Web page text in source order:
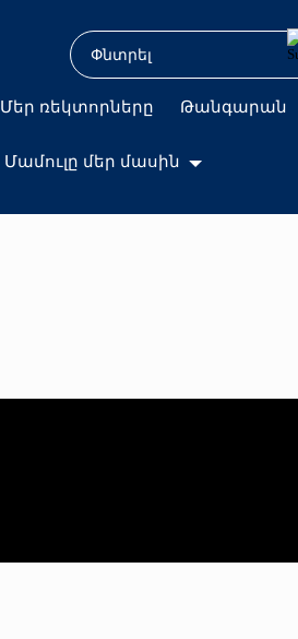
Մեր ռեկտորները Թանգարան
Մամուլը մեր մասին